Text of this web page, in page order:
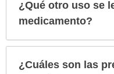
¿Qué otro uso se
medicamento?
¿Cuáles son las